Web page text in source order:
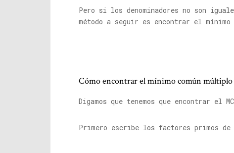
Pero si los denominadores no son
método a seguir es encontrar el mínimo
Cómo encontrar el mínimo común múltiplo
Digamos que tenemos que encontrar el
Primero escribe los factores primos de